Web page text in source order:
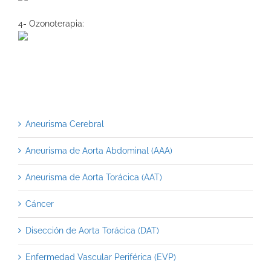
4- Ozonoterapia:
Aneurisma Cerebral
Aneurisma de Aorta Abdominal (AAA)
Aneurisma de Aorta Torácica (AAT)
Cáncer
Disección de Aorta Torácica (DAT)
Enfermedad Vascular Periférica (EVP)